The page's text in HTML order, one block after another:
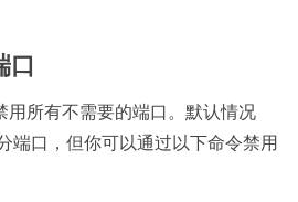
口
用所有不需要的端口。默认情况
端口，但你可以通过以下命令禁用